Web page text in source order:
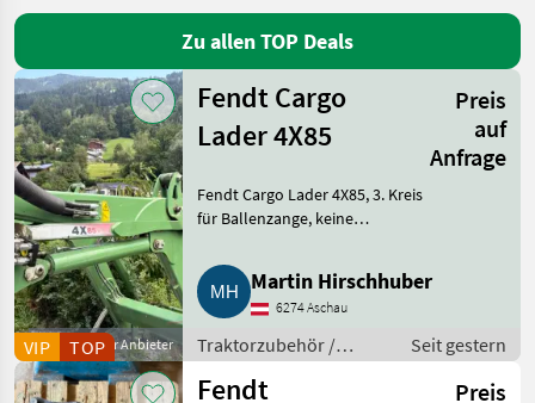
Alö
Metal-Technik
Hydrac
Alle 44
anzeigen
MARKTPLATZ
Marktplatz Händlerangebote Kleinanzeigen
Zu allen TOP Deals
Gewerblicher Anbieter
VIP TOP
Fendt Cargo
Lader 4X85
Preis
auf
Anfrage
Fendt Cargo Lader 4X85, 3. Kreis
für Ballenzange, keine
Verriegelung. Sehr guter
Zustand. Vermittlung.
Traktorzubehör Frontlader
Martin Hirschhuber
6274 Aschau
Traktorzubehör /
Frontlader
Seit gestern
Fendt
Preis